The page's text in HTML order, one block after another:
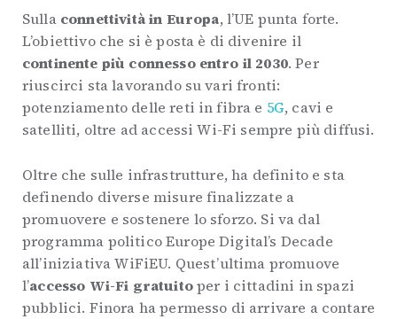
Sulla connettività in Europa, l’UE punta forte.
L’obiettivo che si è posta è di divenire il
continente più connesso entro il 2030. Per
riuscirci sta lavorando su vari fronti:
potenziamento delle reti in fibra e 5G, cavi e
satelliti, oltre ad accessi Wi-Fi sempre più diffusi.
Oltre che sulle infrastrutture, ha definito e sta
definendo diverse misure finalizzate a
promuovere e sostenere lo sforzo. Si va dal
programma politico Europe Digital’s Decade
all’iniziativa WiFiEU. Quest’ultima promuove
l’accesso Wi-Fi gratuitoper i cittadini in spazi
pubblici. Finora ha permesso di arrivare a contare